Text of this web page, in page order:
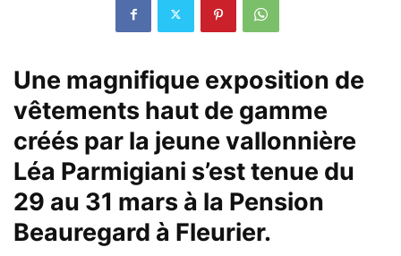
Une magnifique exposition de
vêtements haut de gamme
créés par la jeune vallonnière
Léa Parmigiani s’est tenue du
29 au 31 mars à la Pension
Beauregard à Fleurier.